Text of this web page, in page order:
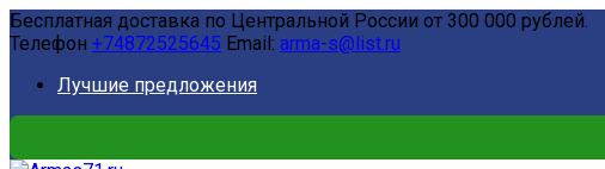
Бесплатная доставка по Центральной России от 300 000 рублей.
Телефон +74872525645 Email: arma-s@list.ru
Лучшие предложения